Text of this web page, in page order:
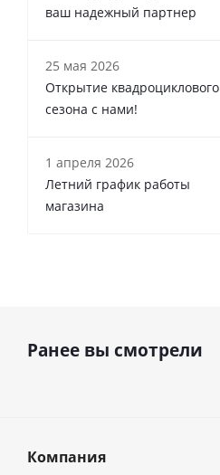
ваш надежный партнер
25 мая 2026
Открытие квадроциклового
сезона с нами!
1 апреля 2026
Летний график работы
магазина
Ранее вы смотрели
Компания